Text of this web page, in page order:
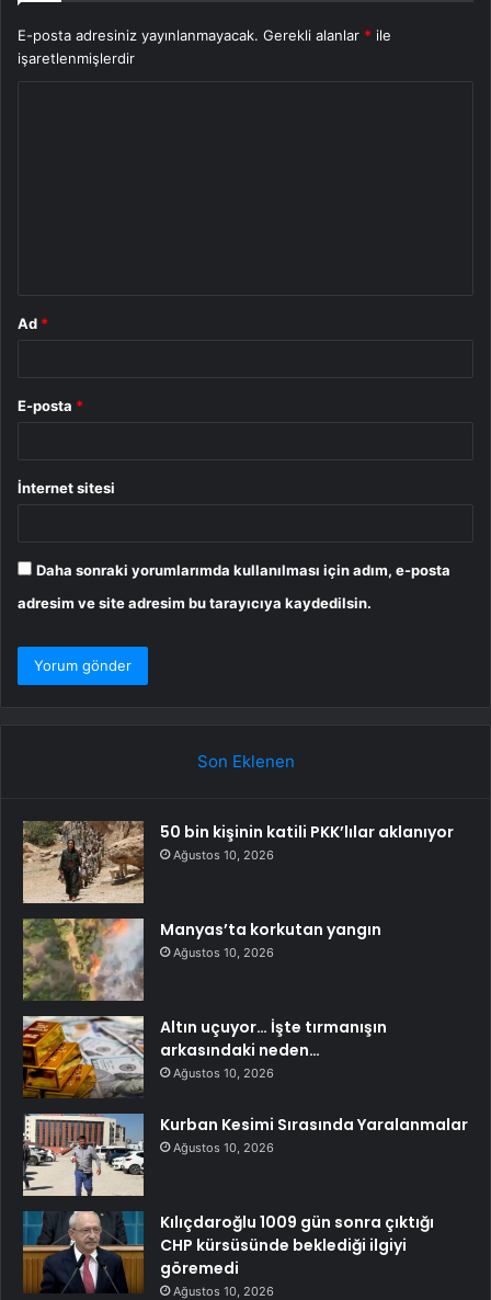
E-posta adresiniz yayınlanmayacak. Gerekli alanlar * ile
işaretlenmişlerdir
Ad *
E-posta *
İnternet sitesi
Daha sonraki yorumlarımda kullanılması için adım, e-posta
adresim ve site adresim bu tarayıcıya kaydedilsin.
Son Eklenen
50 bin kişinin katili PKK’lılar aklanıyor
Ağustos 10, 2026
Manyas’ta korkutan yangın
Ağustos 10, 2026
Altın uçuyor… İşte tırmanışın
arkasındaki neden…
Ağustos 10, 2026
Kurban Kesimi Sırasında Yaralanmalar
Ağustos 10, 2026
Kılıçdaroğlu 1009 gün sonra çıktığı
CHP kürsüsünde beklediği ilgiyi
göremedi
Ağustos 10, 2026